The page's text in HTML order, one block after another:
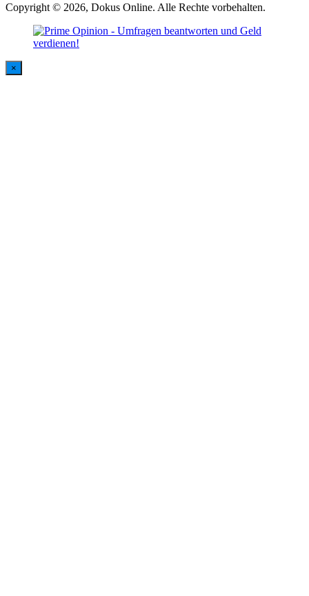
Copyright © 2026, Dokus Online. Alle Rechte vorbehalten.
×